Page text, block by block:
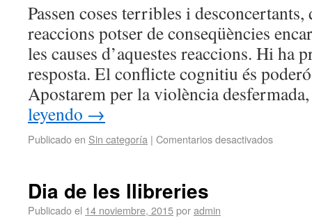
Passen coses terribles i
reaccions potser de conseqüències
les causes d’aquestes reaccions. Hi ha
resposta. El conflicte cognitiu és
Apostarem per la violència
leyendo →
Publicado en Sin categoría | Comentarios desactivados
Dia de les llibreries
Publicado el 14 noviembre, 2015poradmin